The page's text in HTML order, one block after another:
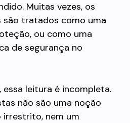
Muitas vezes, os
tratados como uma
ou como uma
de segurança no
essa leitura é incompleta.
não são uma noção
nem um